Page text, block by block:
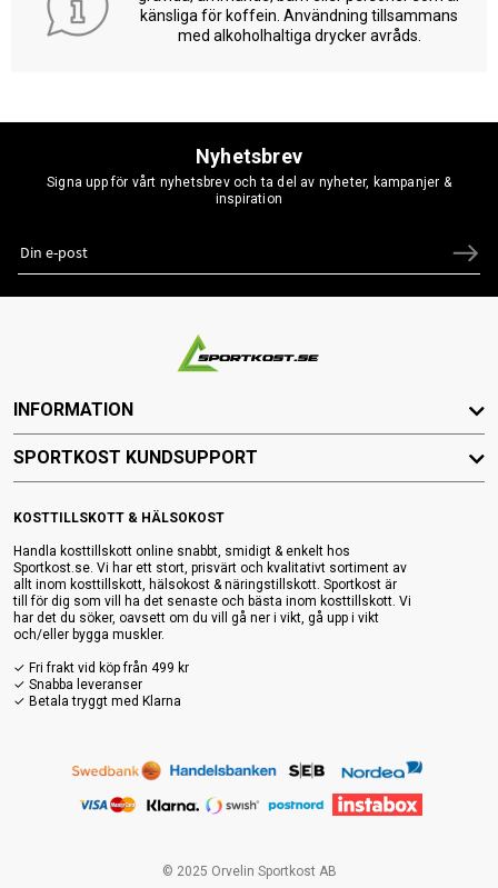
känsliga för koffein. Användning tillsammans
med alkoholhaltiga drycker avråds.
Nyhetsbrev
Signa upp för vårt nyhetsbrev och ta del av nyheter, kampanjer &
inspiration
KOSTTILLSKOTT & HÄLSOKOST
Handla kosttillskott online snabbt, smidigt & enkelt hos
Sportkost.se. Vi har ett stort, prisvärt och kvalitativt sortiment av
allt inom kosttillskott, hälsokost & näringstillskott. Sportkost är
till för dig som vill ha det senaste och bästa inom kosttillskott. Vi
har det du söker, oavsett om du vill gå ner i vikt, gå upp i vikt
och/eller bygga muskler.
✓ Fri frakt vid köp från 499 kr
✓ Snabba leveranser
✓ Betala tryggt med Klarna
INFORMATION
SPORTKOST KUNDSUPPORT
© 2025 Orvelin Sportkost AB